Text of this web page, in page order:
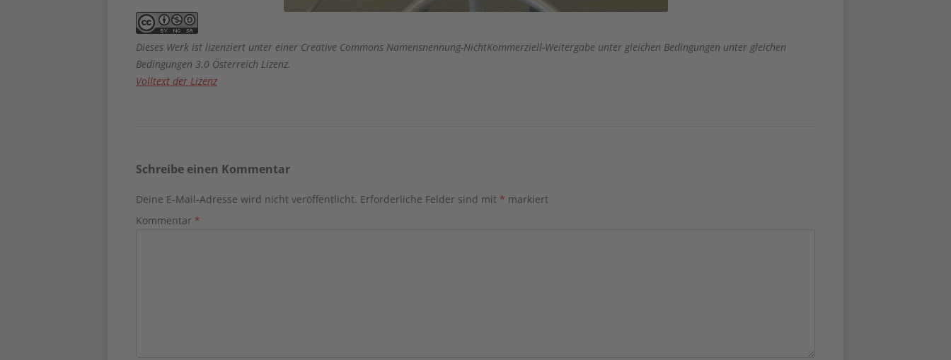
Dieses Werk ist lizenziert unter einer Creative Commons Namensnennung-NichtKommerziell-Weitergabe unter gleichen Bedingungen unter gleichen
Bedingungen 3.0 Österreich Lizenz.
Volltext der Lizenz
Schreibe einen Kommentar
Deine E-Mail-Adresse wird nicht veröffentlicht. Erforderliche Felder sind mit * markiert
Kommentar *